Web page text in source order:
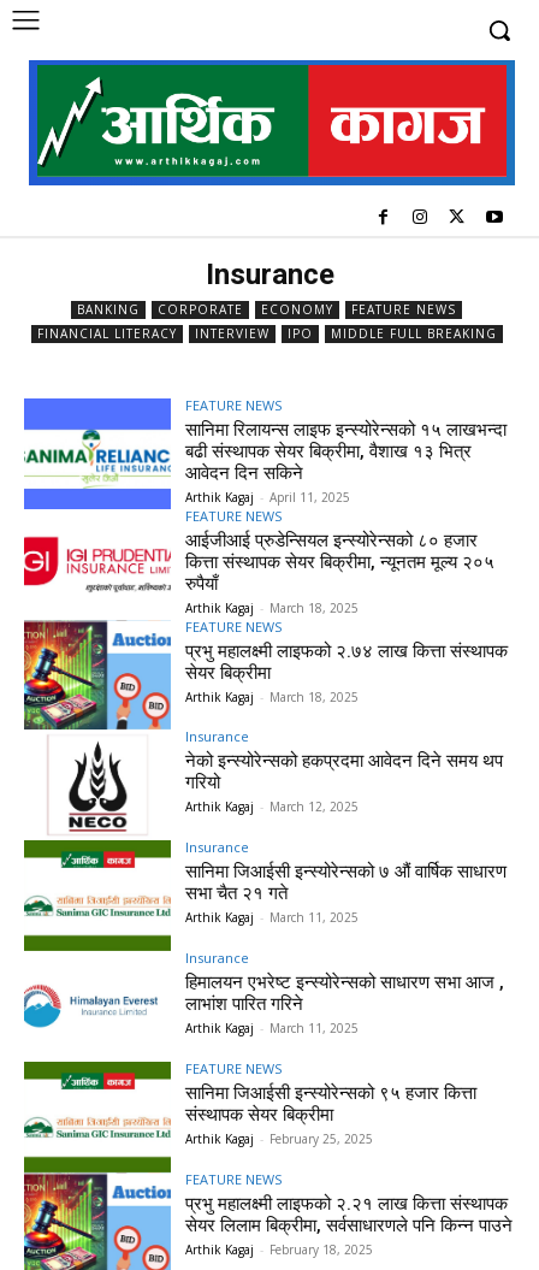
Insurance
BANKING CORPORATE ECONOMY
FEATURE NEWS
FINANCIAL LITERACY
INTERVIEW IPO MIDDLE FULL BREAKING
FEATURE NEWS
सानिमा रिलायन्स लाइफ इन्स्योरेन्सको १५ लाखभन्दा
बढी संस्थापक सेयर बिक्रीमा, वैशाख १३ भित्र
आवेदन दिन सकिने
Arthik Kagaj - April 11, 2025
FEATURE NEWS
आईजीआई प्रुडेन्सियल इन्स्योरेन्सको ८० हजार
कित्ता संस्थापक सेयर बिक्रीमा, न्यूनतम मूल्य २०५
रुपैयाँ
Arthik Kagaj - March 18, 2025
FEATURE NEWS
प्रभु महालक्ष्मी लाइफको २.७४ लाख कित्ता संस्थापक
सेयर बिक्रीमा
Arthik Kagaj - March 18, 2025
Insurance
नेको इन्स्योरेन्सको हकप्रदमा आवेदन दिने समय थप
गरियो
Arthik Kagaj - March 12, 2025
Insurance
सानिमा जिआईसी इन्स्योरेन्सको ७ औं वार्षिक साधारण
सभा चैत २१ गते
Arthik Kagaj - March 11, 2025
Insurance
हिमालयन एभरेष्ट इन्स्योरेन्सको साधारण सभा आज ,
लाभांश पारित गरिने
Arthik Kagaj - March 11, 2025
FEATURE NEWS
सानिमा जिआईसी इन्स्योरेन्सको ९५ हजार कित्ता
संस्थापक सेयर बिक्रीमा
Arthik Kagaj - February 25, 2025
FEATURE NEWS
प्रभु महालक्ष्मी लाइफको २.२१ लाख कित्ता संस्थापक
सेयर लिलाम बिक्रीमा, सर्वसाधारणले पनि किन्न पाउने
Arthik Kagaj - February 18, 2025